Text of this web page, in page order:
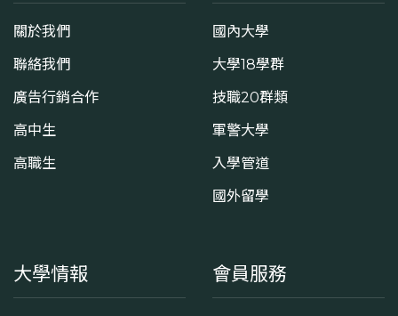
關於我們
聯絡我們
廣告行銷合作
高中生
高職生
國內大學
大學18學群
技職20群類
軍警大學
入學管道
國外留學
大學情報 會員服務